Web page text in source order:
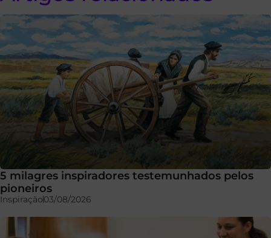
5 milagres inspiradores testemunhados pelos
pioneiros
Inspiração03/08/2026